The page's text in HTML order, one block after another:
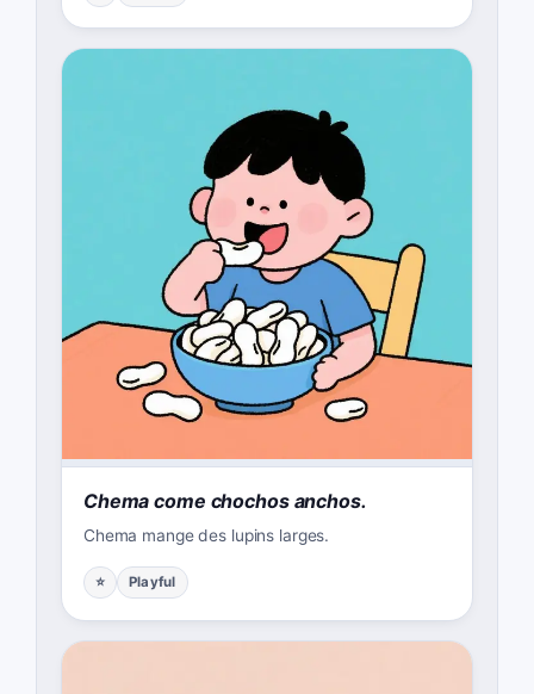
Chema come chochos anchos.
Chema mange des lupins larges.
⭐ Playful